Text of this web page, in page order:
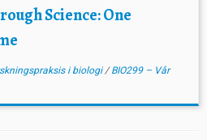
Science: One
i biologi/BIO299 – Vår